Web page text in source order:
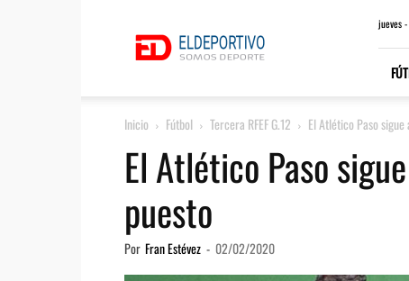
jueves
Inicio Fútbol Tercera RFEF G.12 El Atlético Paso
El Atlético Paso
puesto
Por Fran Estévez - 02/02/2020